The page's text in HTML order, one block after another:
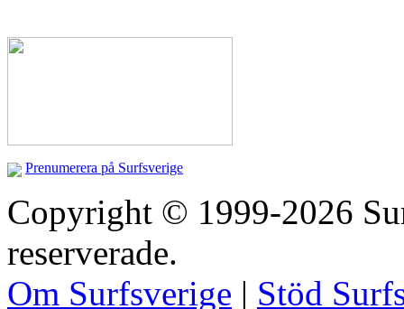
Prenumerera på Surfsverige
Copyright © 1999-2026
reserverade.
Om Surfsverige | Stöd